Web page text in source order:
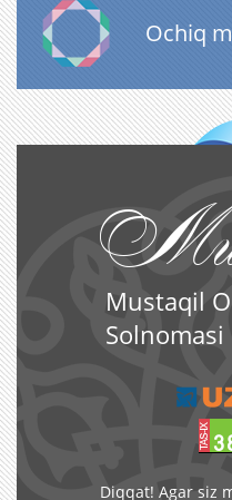
Ochiq
Mustaqil
Solnomasi
Diqqat! Agar siz